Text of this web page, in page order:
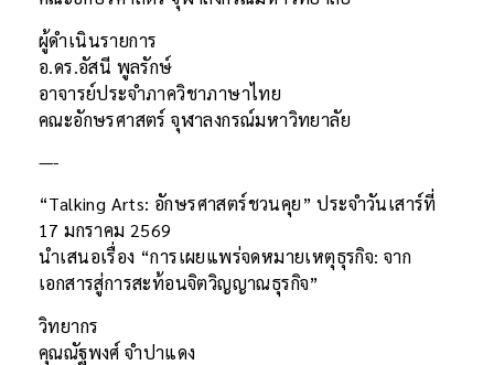
ผู้ดำเนินรายการ
อ.ดร.อัสนี พูลรักษ์
อาจารย์ประจำภาควิชาภาษาไทย
คณะอักษรศาสตร์ จุฬาลงกรณ์มหาวิทยาลัย
—-
“Talking Arts: อักษรศาสตร์ชวนคุย” ประจำวันเสาร์ที่
17 มกราคม 2569
นำเสนอเรื่อง “การเผยแพร่จดหมายเหตุธุรกิจ: จาก
เอกสารสู่การสะท้อนจิตวิญญาณธุรกิจ”
วิทยากร
คุณณัฐพงศ์ จำปาแดง